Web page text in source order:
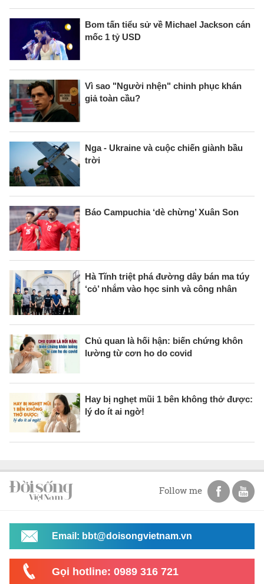
Bom tấn tiểu sử về Michael Jackson cán
mốc 1 tỷ USD
Vì sao "Người nhện" chinh phục khán
giả toàn cầu?
Nga - Ukraine và cuộc chiến giành bầu
trời
Báo Campuchia ‘dè chừng’ Xuân Son
Hà Tĩnh triệt phá đường dây bán ma túy
‘cỏ’ nhắm vào học sinh và công nhân
Chủ quan là hối hận: biến chứng khôn
lường từ cơn ho do covid
Hay bị nghẹt mũi 1 bên không thở được:
lý do ít ai ngờ!
Follow me
Email: bbt@doisongvietnam.vn
Gọi hotline: 0989 316 721